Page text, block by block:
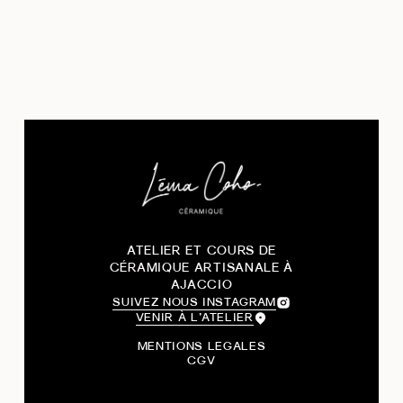
ATELIER ET COURS DE
CÉRAMIQUE ARTISANALE À
AJACCIO
SUIVEZ NOUS INSTAGRAM
VENIR À L’ATELIER
MENTIONS LEGALES
CGV